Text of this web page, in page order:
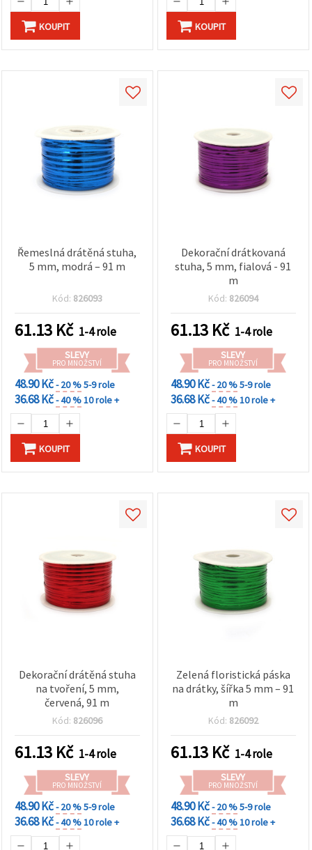
KOUPIT KOUPIT
Řemeslná drátěná stuha,
5 mm, modrá – 91 m
Kód: 826093
61.13 Kč 1-4 role
SLEVY
PRO MNOŽSTVÍ
48.90 Kč- 20 %5-9 role
36.68 Kč- 40 %10 role +
KOUPIT
Dekorační drátkovaná
stuha, 5 mm, fialová - 91
m
Kód: 826094
61.13 Kč 1-4 role
SLEVY
PRO MNOŽSTVÍ
48.90 Kč- 20 %5-9 role
36.68 Kč- 40 %10 role +
KOUPIT
Dekorační drátěná stuha
na tvoření, 5 mm,
červená, 91 m
Kód: 826096
61.13 Kč 1-4 role
SLEVY
PRO MNOŽSTVÍ
48.90 Kč- 20 %5-9 role
36.68 Kč- 40 %10 role +
Zelená floristická páska
na drátky, šířka 5 mm – 91
m
Kód: 826092
61.13 Kč 1-4 role
SLEVY
PRO MNOŽSTVÍ
48.90 Kč- 20 %5-9 role
36.68 Kč- 40 %10 role +